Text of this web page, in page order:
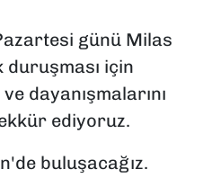
günü Milas
için
dayanışmalarını
ediyoruz.
buluşacağız.